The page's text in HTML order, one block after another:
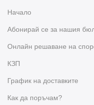
Начало
Абонирай се за нашия
Oнлайн решаване на
КЗП
График на доставките
Как да поръчам?